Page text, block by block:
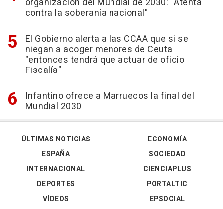
contra la soberanía nacional"
El Gobierno alerta a las CCAA que si se
niegan a acoger menores de Ceuta
"entonces tendrá que actuar de oficio
Fiscalía"
Infantino ofrece a Marruecos la final del
Mundial 2030
ÚLTIMAS NOTICIAS
ESPAÑA
INTERNACIONAL
DEPORTES
VÍDEOS
ECONOMÍA
SOCIEDAD
CIENCIAPLUS
PORTALTIC
EPSOCIAL